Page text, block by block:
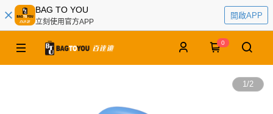
BAG TO YOU
立刻使用官方APP
開啟APP
0
1/2